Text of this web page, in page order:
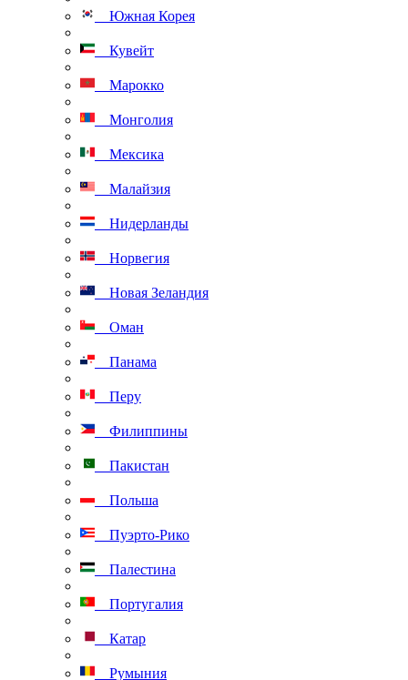
Южная Корея
Кувейт
Марокко
Монголия
Мексика
Малайзия
Нидерланды
Норвегия
Новая Зеландия
Оман
Панама
Перу
Филиппины
Пакистан
Польша
Пуэрто-Рико
Палестина
Португалия
Катар
Румыния